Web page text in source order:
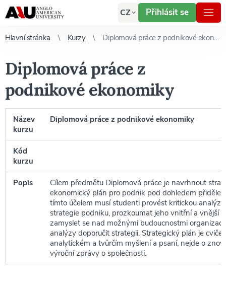
CZ Přihlásit se
Hlavní stránka Kurzy Diplomová práce z podnikové ekonomiky
Diplomová práce z
podnikové ekonomiky
Název
kurzu
Diplomová práce z podnikové ekonomiky
Kód
kurzu
Popis
Cílem předmětu Diplomová práce je navrhnout
ekonomický plán pro podnik pod dohledem
tímto účelem musí studenti provést kritickou
strategie podniku, prozkoumat jeho vnitřní a vnější
zamyslet se nad možnými budoucnostmi
analýzy doporučit strategii. Strategický plán je
analytickém a tvůrčím myšlení a psaní, nejde o
výroční zprávy o společnosti.